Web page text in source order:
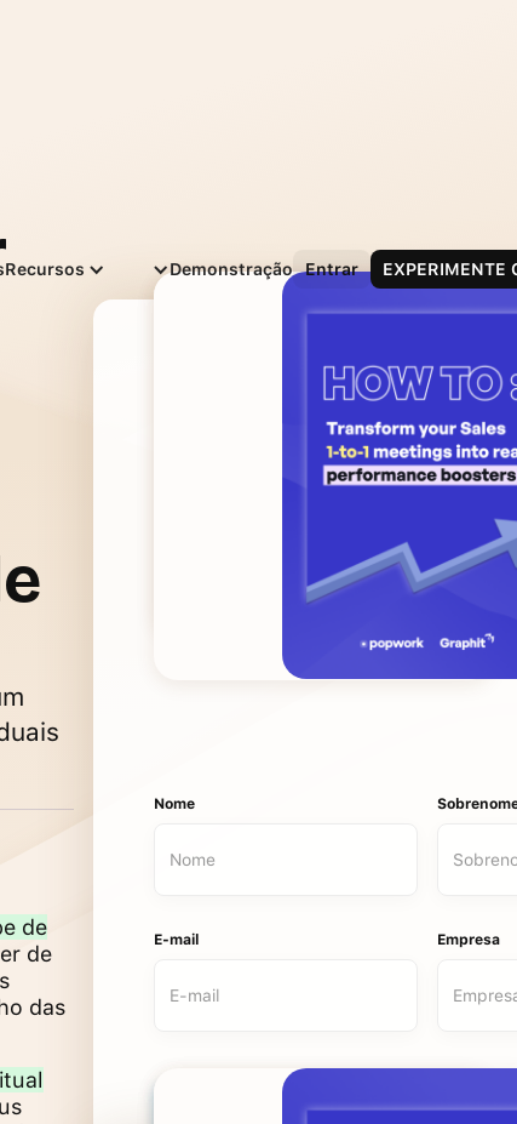
Recursos Português
Demonstração Entrar EXPERIMENTE
de
de
das
Nome
E-mail Empresa